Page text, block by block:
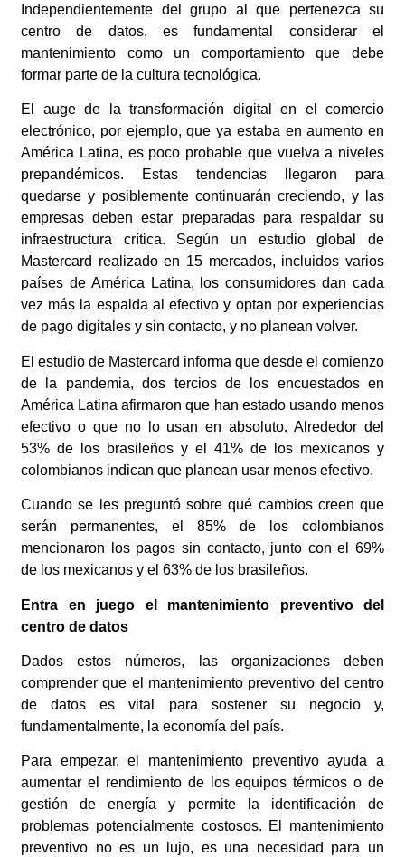
Independientemente del grupo al que pertenezca su
centro de datos, es fundamental considerar el
mantenimiento como un comportamiento que debe
formar parte de la cultura tecnológica.
El auge de la transformación digital en el comercio
electrónico, por ejemplo, que ya estaba en aumento en
América Latina, es poco probable que vuelva a niveles
prepandémicos. Estas tendencias llegaron para
quedarse y posiblemente continuarán creciendo, y las
empresas deben estar preparadas para respaldar su
infraestructura crítica. Según un estudio global de
Mastercard realizado en 15 mercados, incluidos varios
países de América Latina, los consumidores dan cada
vez más la espalda al efectivo y optan por experiencias
de pago digitales y sin contacto, y no planean volver.
El estudio de Mastercard informa que desde el comienzo
de la pandemia, dos tercios de los encuestados en
América Latina afirmaron que han estado usando menos
efectivo o que no lo usan en absoluto. Alrededor del
53% de los brasileños y el 41% de los mexicanos y
colombianos indican que planean usar menos efectivo.
Cuando se les preguntó sobre qué cambios creen que
serán permanentes, el 85% de los colombianos
mencionaron los pagos sin contacto, junto con el 69%
de los mexicanos y el 63% de los brasileños.
Entra en juego el mantenimiento preventivo del
centro de datos
Dados estos números, las organizaciones deben
comprender que el mantenimiento preventivo del centro
de datos es vital para sostener su negocio y,
fundamentalmente, la economía del país.
Para empezar, el mantenimiento preventivo ayuda a
aumentar el rendimiento de los equipos térmicos o de
gestión de energía y permite la identificación de
problemas potencialmente costosos. El mantenimiento
preventivo no es un lujo, es una necesidad para un